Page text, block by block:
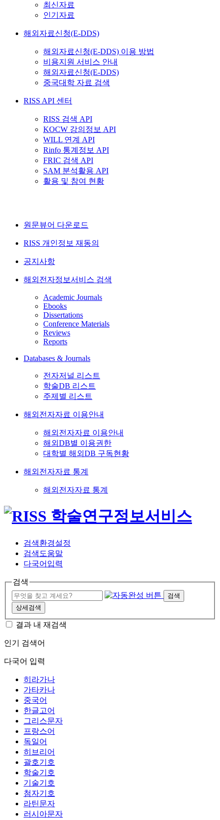
최신자료
인기자료
해외자료신청(E-DDS)
해외자료신청(E-DDS) 이용 방법
비용지원 서비스 안내
해외자료신청(E-DDS)
중국대학 자료 검색
RISS API 센터
RISS 검색 API
KOCW 강의정보 API
WILL 연계 API
Rinfo 통계정보 API
FRIC 검색 API
SAM 분석활용 API
활용 및 참여 현황
원문뷰어 다운로드
RISS 개인정보 재동의
공지사항
해외전자정보서비스 검색
Academic Journals
Ebooks
Dissertations
Conference Materials
Reviews
Reports
Databases & Journals
전자저널 리스트
학술DB 리스트
주제별 리스트
해외전자자료 이용안내
해외전자자료 이용안내
해외DB별 이용권한
대학별 해외DB 구독현황
해외전자자료 통계
해외전자자료 통계
검색환경설정
검색도움말
다국어입력
검색
검색
상세검색
결과 내 재검색
인기 검색어
다국어 입력
히라가나
가타카나
중국어
한글고어
그리스문자
프랑스어
독일어
히브리어
괄호기호
학술기호
기술기호
첨자기호
라틴문자
러시아문자